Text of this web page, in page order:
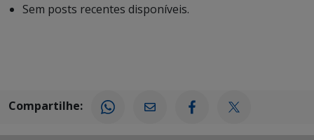
Sem posts recentes disponíveis.
Compartilhe: